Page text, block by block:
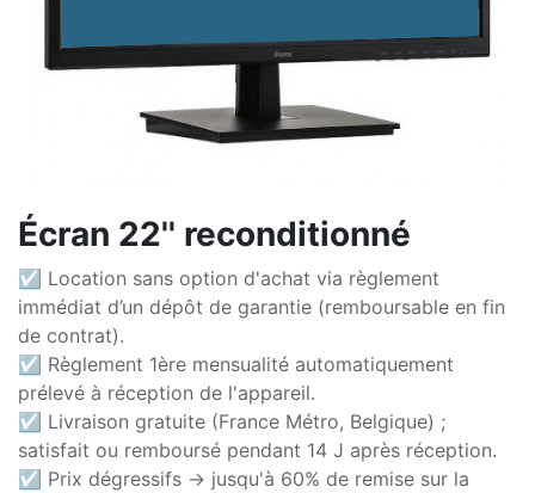
Écran 22'' reconditionné
☑ Location sans option d'achat via règlement
immédiat d’un dépôt de garantie (remboursable en fin
de contrat).
☑ Règlement 1ère mensualité automatiquement
prélevé à réception de l'appareil.
☑ Livraison gratuite (France Métro, Belgique) ;
satisfait ou remboursé pendant 14 J après réception.
☑ Prix dégressifs -> jusqu'à 60% de remise sur la